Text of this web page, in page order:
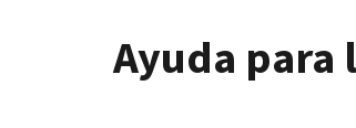
Ayuda para